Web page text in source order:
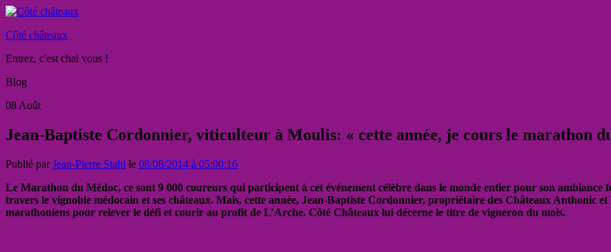
Côté châteaux
Entrez, c'est chai vous !
Blog
08 Août
Jean-Baptiste Cordonnier, viticulteur à Moulis: « cette année, je cours le marathon
Publié parJean-Pierre Stahl le 08/08/2014 à 05:00:16
Le Marathon du Médoc, ce sont 9 000 coureurs qui participent à cet événement célèbre dans le monde entier pour son ambiance
travers le vignoble médocain et ses châteaux. Mais, cette année, Jean-Baptiste Cordonnier, propriétaire des Châteaux Anthonic
marathoniens pour relever le défi et courir au profit de L’Arche. Côté Châteaux lui décerne le titre de vigneron du mois.